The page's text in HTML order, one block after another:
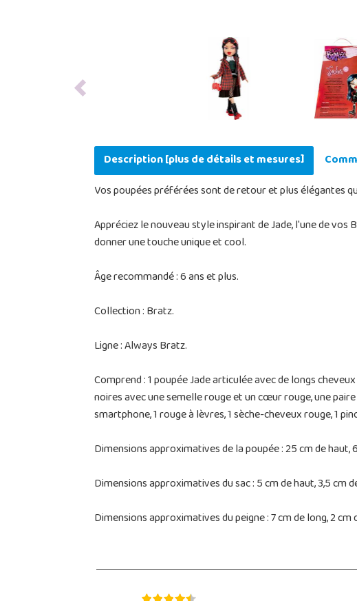
Previous
Description [plus de détails et mesures]
Vos poupées préférées sont de retour et plus élégantes
Appréciez le nouveau style inspirant de Jade, l'une de
donner une touche unique et cool.
Âge recommandé : 6 ans et plus.
Collection : Bratz.
Ligne : Always Bratz.
Comprend : 1 poupée Jade articulée avec de longs
noires avec une semelle rouge et un cœur rouge, une
smartphone, 1 rouge à lèvres, 1 sèche-cheveux rouge, 1
Dimensions approximatives de la poupée : 25 cm de
Dimensions approximatives du sac : 5 cm de haut, 3,5 cm
Dimensions approximatives du peigne : 7 cm de long, 2